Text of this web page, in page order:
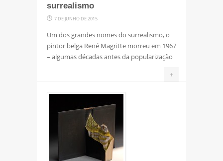
surrealismo
7 DE JUNHO DE 2015
Um dos grandes nomes do surrealismo, o
pintor belga René Magritte morreu em 1967
– algumas décadas antes da popularização
+